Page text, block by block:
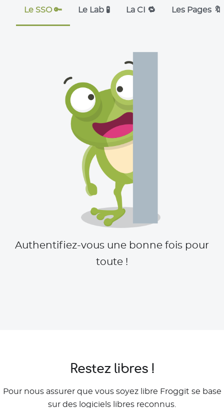
Le SSO 🔑 Le Lab 🧪 La CI 🔁 Les Pages 🔖
Authentifiez-vous une bonne fois pour
toute !
Restez libres !
Pour nous assurer que vous soyez libre Froggit se base
sur des logiciels libres reconnus.